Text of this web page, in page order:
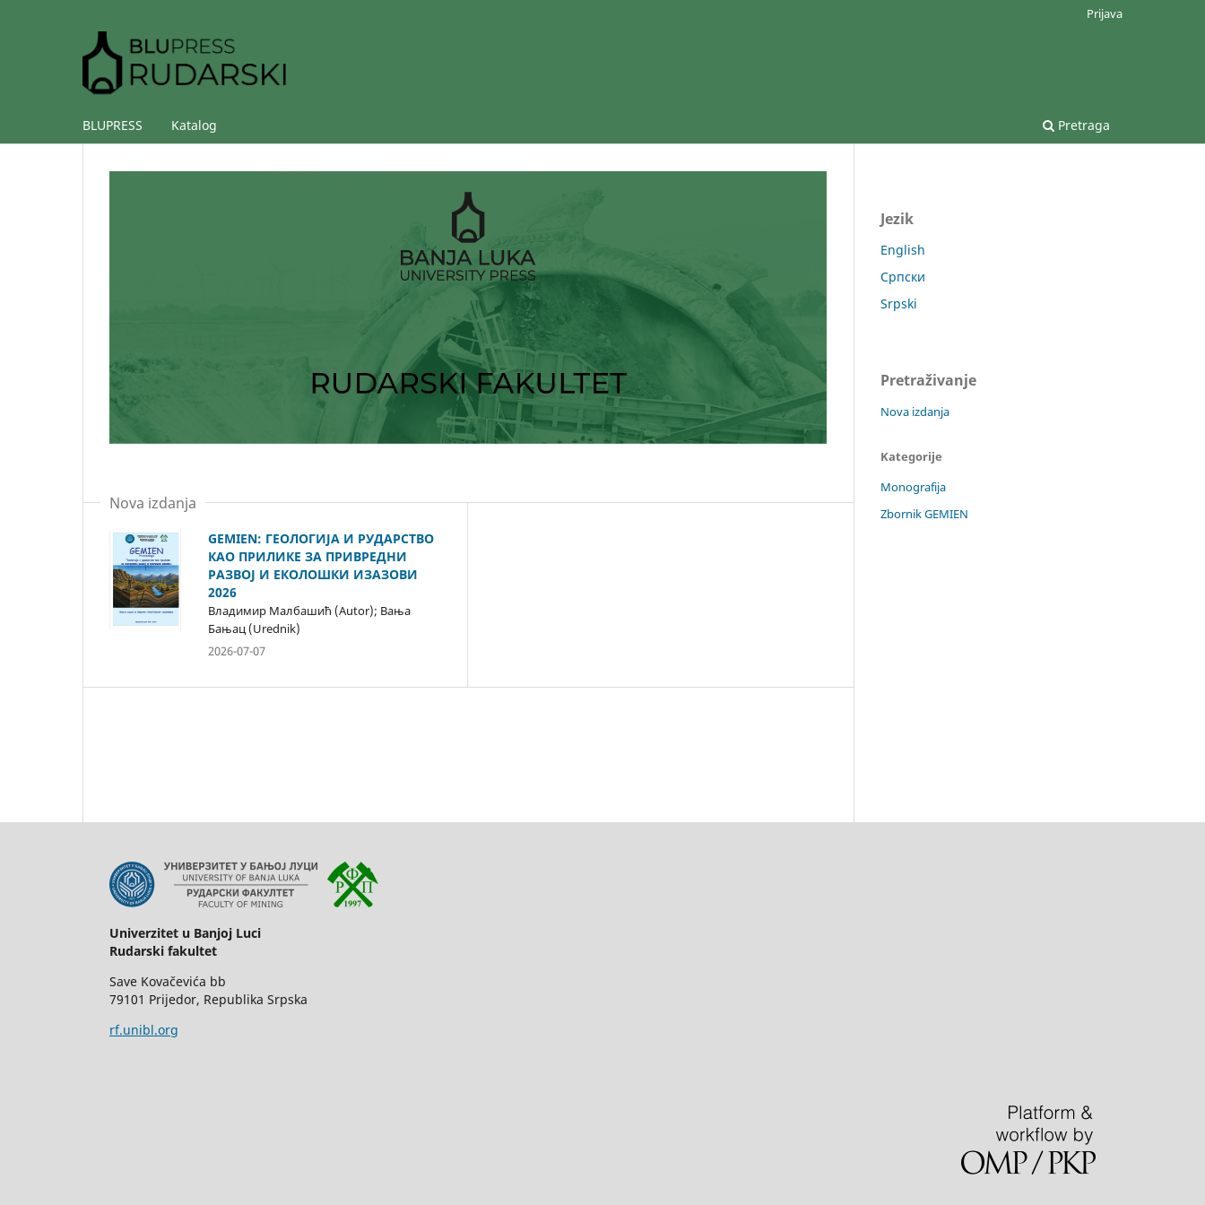
BLUPRESS Katalog Pretraga
Prijava
Nova izdanja
GEMIEN: ГЕОЛОГИЈА И РУДАРСТВО
КАО ПРИЛИКЕ ЗА ПРИВРЕДНИ
РАЗВОЈ И ЕКОЛОШКИ ИЗАЗОВИ
2026
Владимир Малбашић (Autor); Вања
Бањац (Urednik)
2026-07-07
Jezik
English
Српски
Srpski
Pretraživanje
Nova izdanja
Kategorije
Monografija
Zbornik GEMIEN
Univerzitet u Banjoj Luci
Rudarski fakultet
Save Kovačevića bb
79101 Prijedor, Republika Srpska
rf.unibl.org